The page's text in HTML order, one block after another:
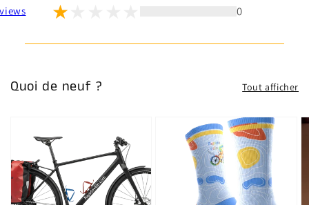
0
Quoi de neuf ? Tout afficher